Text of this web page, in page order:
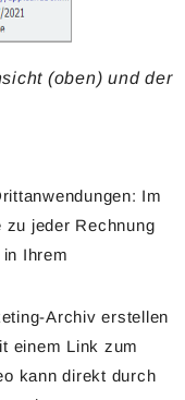
(oben) und der
Im
jeder Rechnung
Ihrem
Archiv erstellen
einem Link zum
kann direkt durch